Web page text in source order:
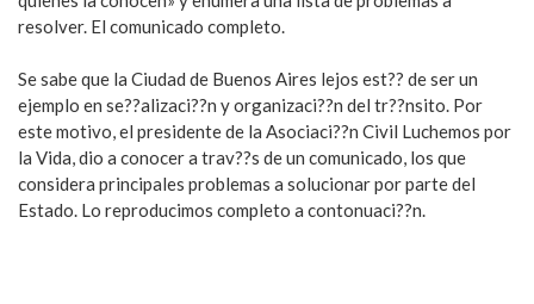
resolver. El comunicado completo.
Se sabe que la Ciudad de Buenos Aires lejos est?? de ser un
ejemplo en se??alizaci??n y organizaci??n del tr??nsito. Por
este motivo, el presidente de la Asociaci??n Civil Luchemos por
la Vida, dio a conocer a trav??s de un comunicado, los que
considera principales problemas a solucionar por parte del
Estado. Lo reproducimos completo a contonuaci??n.